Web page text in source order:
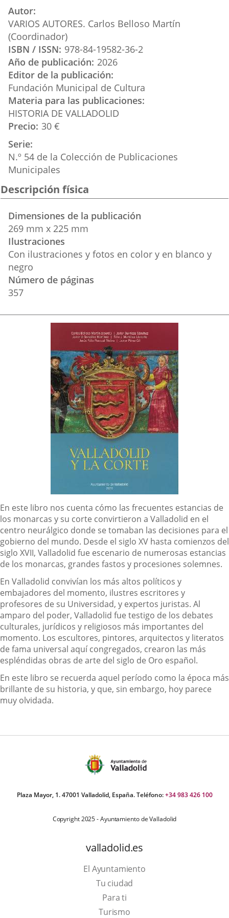
externa.externa.
Autor
VARIOS AUTORES. Carlos Belloso Martín
(Coordinador)
ISBN / ISSN 978-84-19582-36-2
Año de publicación 2026
Editor de la publicación
Fundación Municipal de Cultura
Materia para las publicaciones
HISTORIA DE VALLADOLID
Precio 30 €
Serie
N.º 54 de la Colección de Publicaciones
Municipales
Descripción física
Dimensiones de la publicación
269 mm x 225 mm
Ilustraciones
Con ilustraciones y fotos en color y en blanco y
negro
Número de páginas
357
Descripción
En este libro nos cuenta cómo las frecuentes estancias de
los monarcas y su corte convirtieron a Valladolid en el
centro neurálgico donde se tomaban las decisiones para el
gobierno del mundo. Desde el siglo XV hasta comienzos del
siglo XVII, Valladolid fue escenario de numerosas estancias
de los monarcas, grandes fastos y procesiones solemnes.
En Valladolid convivían los más altos políticos y
embajadores del momento, ilustres escritores y
profesores de su Universidad, y expertos juristas. Al
amparo del poder, Valladolid fue testigo de los debates
culturales, jurídicos y religiosos más importantes del
momento. Los escultores, pintores, arquitectos y literatos
de fama universal aquí congregados, crearon las más
espléndidas obras de arte del siglo de Oro español.
En este libro se recuerda aquel período como la época más
brillante de su historia, y que, sin embargo, hoy parece
muy olvidada.
Plaza Mayor, 1. 47001 Valladolid, España. Teléfono:+34 983 426 100
Copyright 2025 - Ayuntamiento de Valladolid
valladolid.es
El Ayuntamiento
Tu ciudad
Para ti
TurismoThis